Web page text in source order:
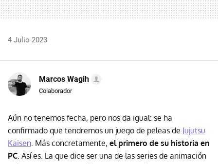
4 Julio 2023
Marcos Wagih
Colaborador
Aún no tenemos fecha, pero nos da igual: se ha
confirmado que tendremos un juego de peleas de Jujutsu
Kaisen . Más concretamente, el primero de su historia en
PC . Así es. La que dice ser una de las series de animación